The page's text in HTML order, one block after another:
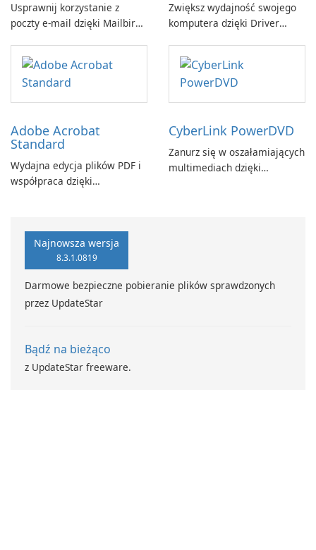
Usprawnij korzystanie z
poczty e-mail dzięki Mailbird
Zwiększ wydajność swojego
komputera dzięki Driver
Adobe Acrobat
Standard
Wydajna edycja plików PDF i
współpraca dzięki
CyberLink PowerDVD
Zanurz się w oszałamiających
multimediach dzięki
Najnowsza wersja
8.3.1.0819
Darmowe bezpieczne pobieranie plików sprawdzonych
przez UpdateStar
Bądź na bieżąco
z UpdateStar freeware.